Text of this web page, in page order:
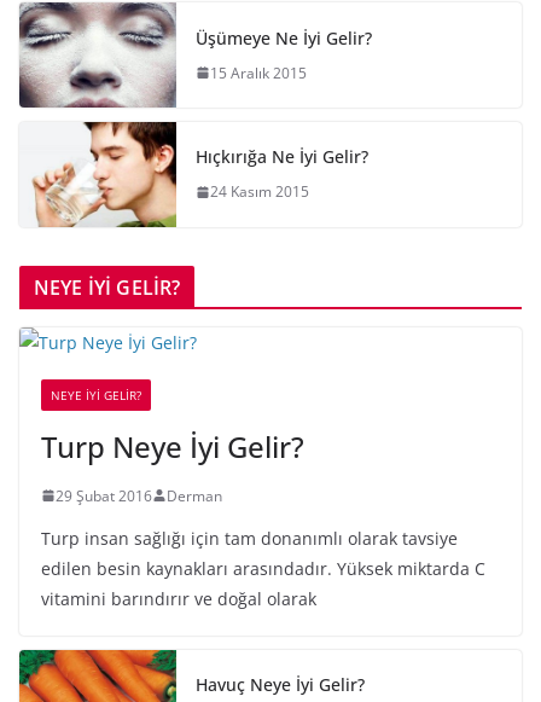
Üşümeye Ne İyi Gelir?
15 Aralık 2015
Hıçkırığa Ne İyi Gelir?
24 Kasım 2015
NEYE İYİ GELİR?
NEYE İYİ GELİR?
Turp Neye İyi Gelir?
29 Şubat 2016 Derman
Turp insan sağlığı için tam donanımlı olarak tavsiye
edilen besin kaynakları arasındadır. Yüksek miktarda C
vitamini barındırır ve doğal olarak
Havuç Neye İyi Gelir?